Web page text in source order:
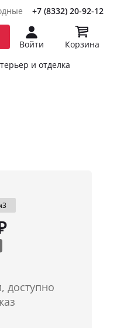
+7 (8332) 20-92-12
Войти
Корзина
и отделка
доступно